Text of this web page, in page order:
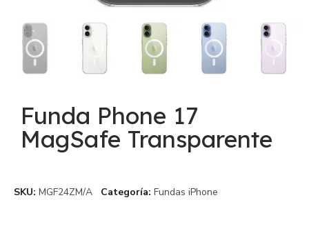
Funda Phone 17
MagSafe Transparente
SKU MGF24ZM/A Categoría Fundas iPhone